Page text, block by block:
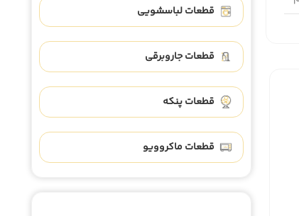
قطعات لباسشویی
قطعات جاروبرقی
قطعات پنکه
قطعات ماکروویو